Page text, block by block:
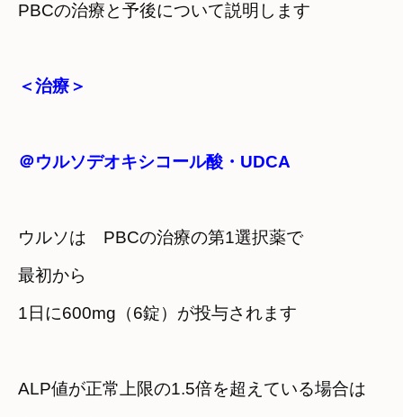
PBCの治療と予後について説明します
＜治療＞
＠ウルソデオキシコール酸・UDCA
ウルソは　PBCの治療の第1選択薬で
最初から
1日に600mg（6錠）が投与されます
ALP値が正常上限の1.5倍を超えている場合は